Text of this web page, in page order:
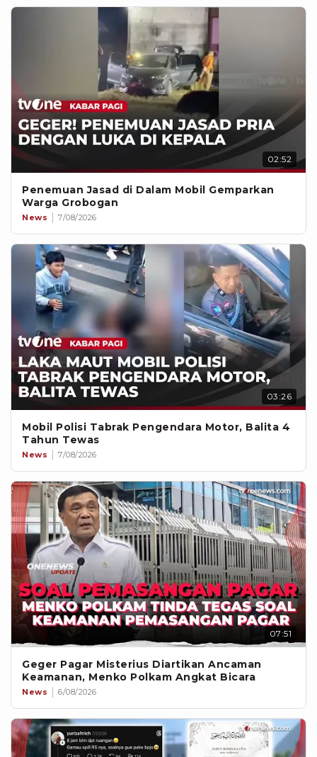
02:52
Penemuan Jasad di Dalam Mobil Gemparkan
Warga Grobogan
News 7/08/2026
03:26
Mobil Polisi Tabrak Pengendara Motor, Balita 4
Tahun Tewas
News 7/08/2026
07:51
Geger Pagar Misterius Diartikan Ancaman
Keamanan, Menko Polkam Angkat Bicara
News 6/08/2026